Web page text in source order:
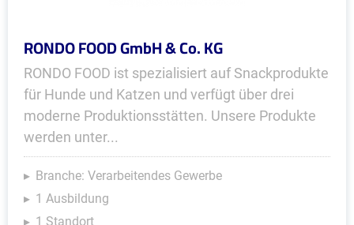
RONDO FOOD GmbH & Co. KG
RONDO FOOD ist spezialisiert auf Snackprodukte
für Hunde und Katzen und verfügt über drei
moderne Produktionsstätten. Unsere Produkte
werden unter...
Branche: Verarbeitendes Gewerbe
1 Ausbildung
1 Standort